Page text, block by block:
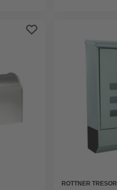
ROTTNER TRESOR